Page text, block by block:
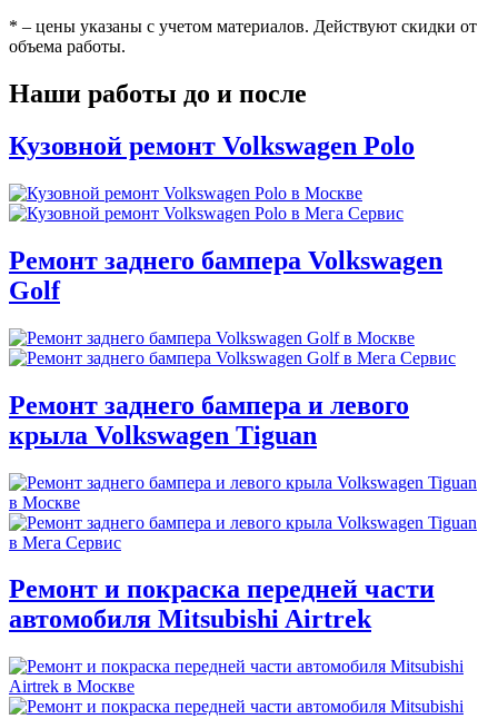
* – цены указаны с учетом материалов. Действуют скидки от
объема работы.
Наши работы до и после
Кузовной ремонт Volkswagen Polo
Ремонт заднего бампера Volkswagen
Golf
Ремонт заднего бампера и левого
крыла Volkswagen Tiguan
Ремонт и покраска передней части
автомобиля Mitsubishi Airtrek